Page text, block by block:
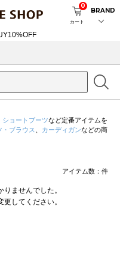
カート
0
BRAND
ショートブーツなど定番アイテムを
・ブラウス カーディガンなどの商
アイテム数： 件
ませんでした。
してください。